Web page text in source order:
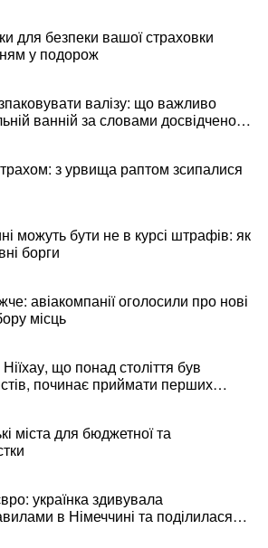
для безпеки вашої страховки
у подорож
валізу: що важливо
ванній за словами досвідченої
з урвища раптом зсипалися
можуть бути не в курсі штрафів: як
борги
авіакомпанії оголосили про нові
місць
що понад століття був
починає приймати перших
міста для бюджетної та
українка здивувала
в Німеччині та поділилася